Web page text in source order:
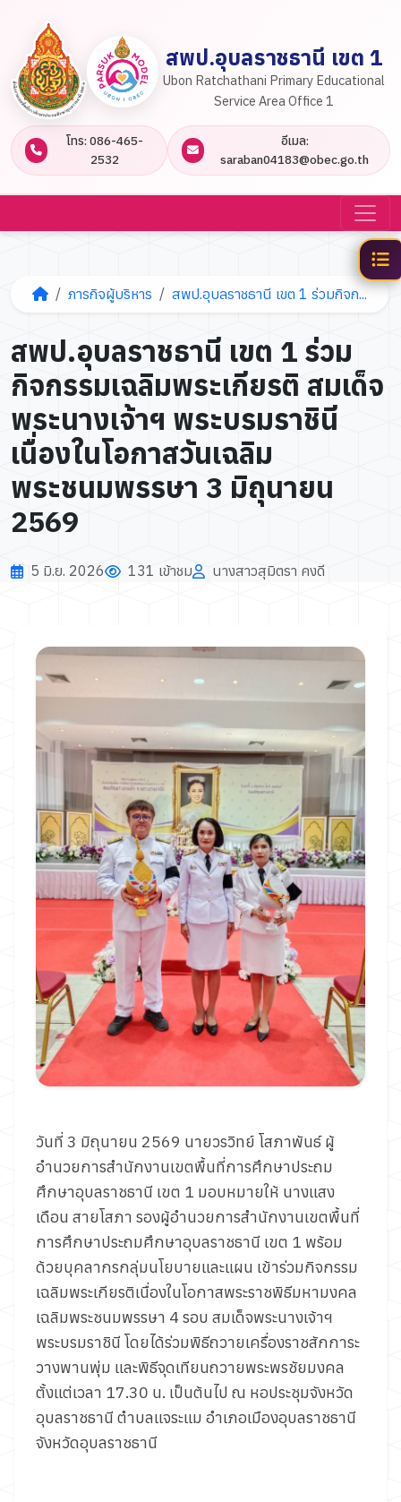
สพป.อุบลราชธานี เขต 1
Ubon Ratchathani Primary Educational
Service Area Office 1
โทร: 086-465-
2532
อีเมล:
saraban04183@obec.go.th
ภารกิจผู้บริหาร สพป.อุบลราชธานี เขต 1 ร่วมกิจก...
สพป.อุบลราชธานี เขต 1 ร่วม
กิจกรรมเฉลิมพระเกียรติ สมเด็จ
พระนางเจ้าฯ พระบรมราชินี
เนื่องในโอกาสวันเฉลิม
พระชนมพรรษา 3 มิถุนายน
2569
5 มิ.ย. 2026 131 เข้าชม นางสาวสุมิตรา คงดี
วันที่ 3 มิถุนายน 2569 นายวรวิทย์ โสภาพันธ์ ผู้
อำนวยการสำนักงานเขตพื้นที่การศึกษาประถม
ศึกษาอุบลราชธานี เขต 1 มอบหมายให้ นางแสง
เดือน สายโสภา รองผู้อำนวยการสำนักงานเขตพื้นที่
การศึกษาประถมศึกษาอุบลราชธานี เขต 1 พร้อม
ด้วยบุคลากรกลุ่มนโยบายและแผน เข้าร่วมกิจกรรม
เฉลิมพระเกียรติเนื่องในโอกาสพระราชพิธีมหามงคล
เฉลิมพระชนมพรรษา 4 รอบ สมเด็จพระนางเจ้าฯ
พระบรมราชินี โดยได้ร่วมพิธีถวายเครื่องราชสักการะ
วางพานพุ่ม และพิธีจุดเทียนถวายพระพรชัยมงคล
ตั้งแต่เวลา 17.30 น. เป็นต้นไป ณ หอประชุมจังหวัด
อุบลราชธานี ตำบลแจระแม อำเภอเมืองอุบลราชธานี
จังหวัดอุบลราชธานี